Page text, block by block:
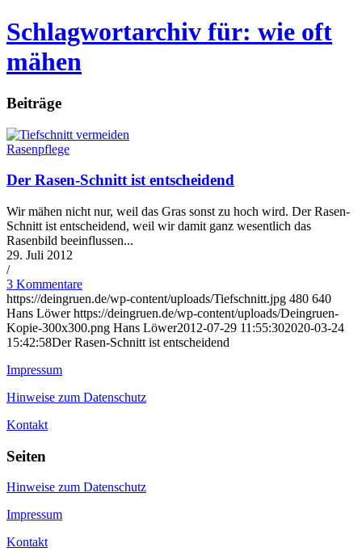
Schlagwortarchiv für: wie oft
mähen
Beiträge
Rasenpflege
Der Rasen-Schnitt ist entscheidend
Wir mähen nicht nur, weil das Gras sonst zu hoch wird. Der Rasen-
Schnitt ist entscheidend, weil wir damit ganz wesentlich das
Rasenbild beeinflussen...
29. Juli 2012
/
3 Kommentare
https://deingruen.de/wp-content/uploads/Tiefschnitt.jpg 480 640
Hans Löwer https://deingruen.de/wp-content/uploads/Deingruen-
Kopie-300x300.png Hans Löwer2012-07-29 11:55:302020-03-24
15:42:58Der Rasen-Schnitt ist entscheidend
Impressum
Hinweise zum Datenschutz
Kontakt
Seiten
Hinweise zum Datenschutz
Impressum
Kontakt